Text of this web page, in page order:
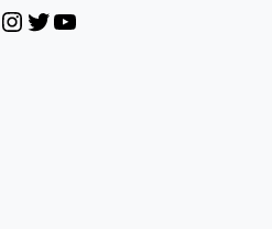
InstagramTwitter YouTube